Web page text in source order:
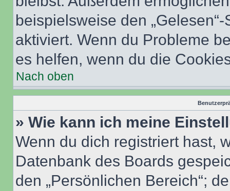
beispielsweise den
aktiviert. Wenn du Probleme
es helfen, wenn du die
Nach oben
» Wie kann ich meine
Wenn du dich registriert hast,
Datenbank des Boards
den „Persönlichen Bereich“;